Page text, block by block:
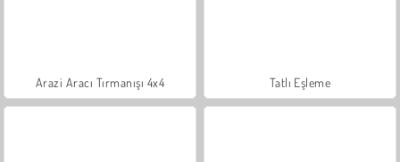
Arazi Aracı Tırmanışı 4x4 Tatlı Eşleme